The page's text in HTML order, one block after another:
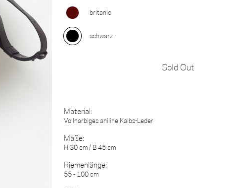
britanic
schwarz
Sold Out
Material:
Vollnarbiges aniline Kalbs-Leder
Maße:
H 30 cm / B 45 cm
Riemenlänge:
55 - 100 cm